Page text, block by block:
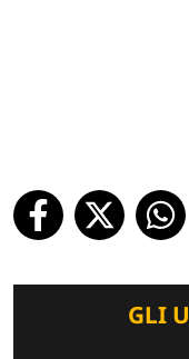
GLI